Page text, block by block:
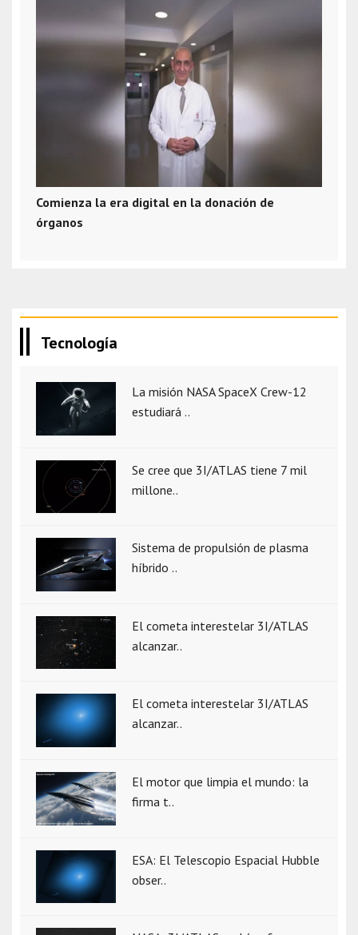
Comienza la era digital en la donación de
órganos
Tecnología
La misión NASA SpaceX Crew-12
estudiará ..
Se cree que 3I/ATLAS tiene 7 mil
millone..
Sistema de propulsión de plasma
híbrido ..
El cometa interestelar 3I/ATLAS
alcanzar..
El cometa interestelar 3I/ATLAS
alcanzar..
El motor que limpia el mundo: la
firma t..
ESA: El Telescopio Espacial Hubble
obser..